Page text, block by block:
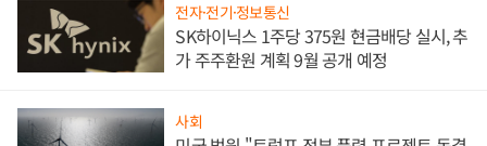
전자·전기·정보통신
SK하이닉스 1주당 375원 현금배당 실시, 추
가 주주환원 계획 9월 공개 예정
사회